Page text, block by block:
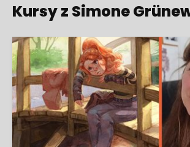
Kursy z Simone